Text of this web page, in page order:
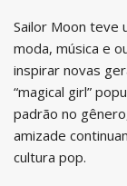
Sailor Moon teve
moda, música e
inspirar novas
“magical girl”
padrão no
amizade
cultura pop.